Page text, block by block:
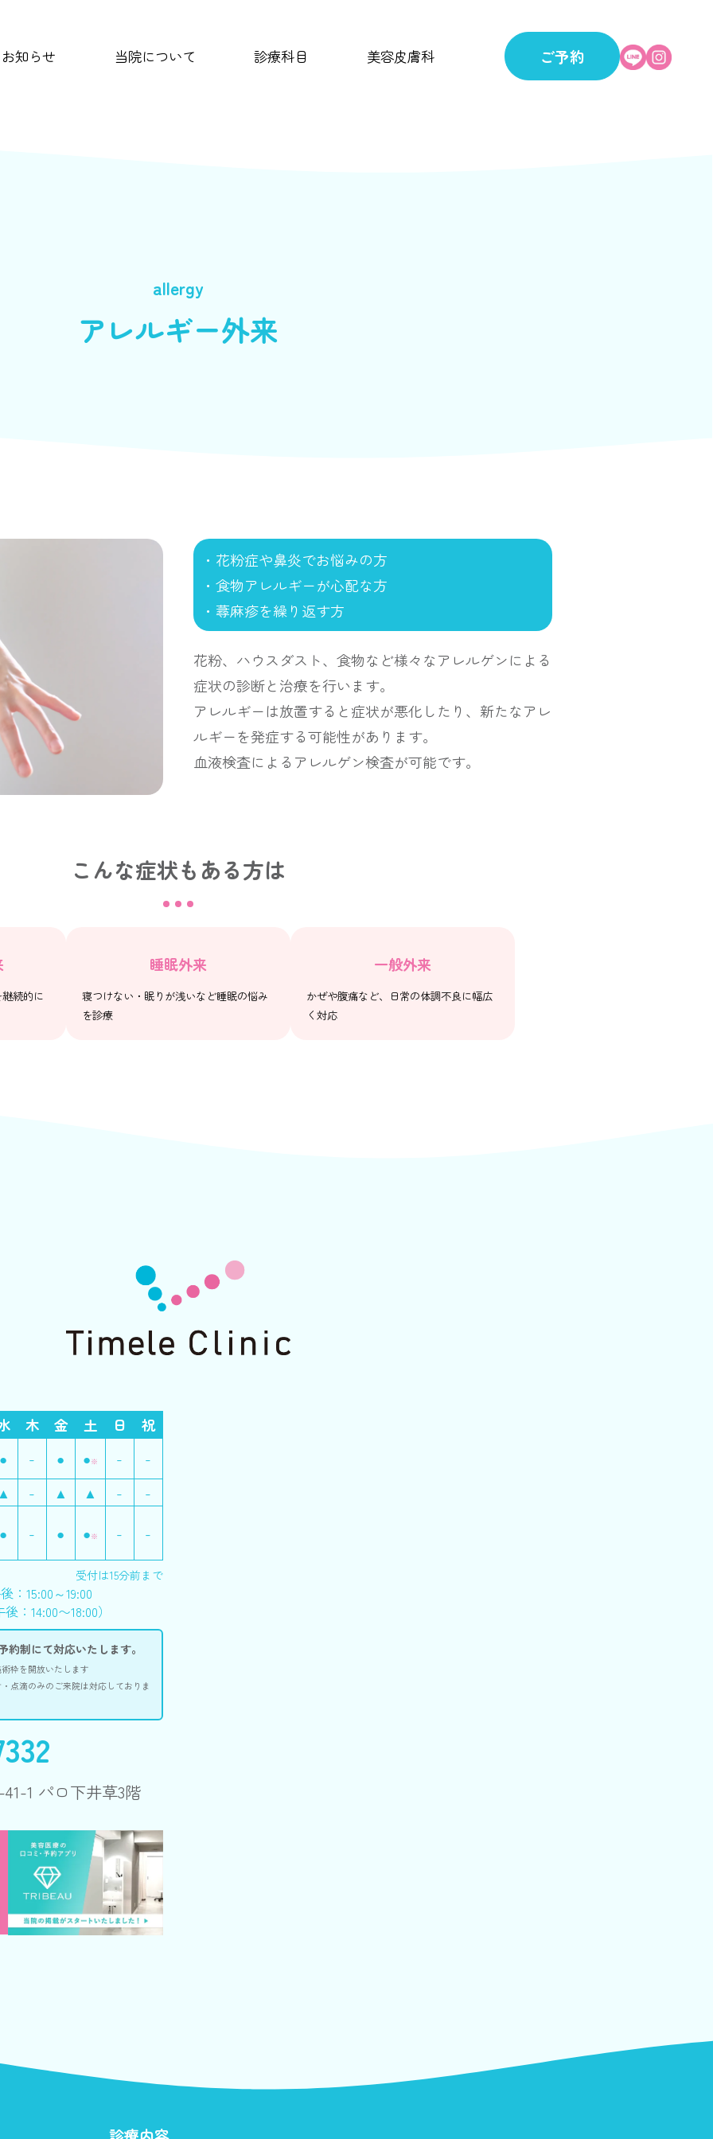
お知らせ 当院について 診療科目 美容皮膚科 ご予約
アレルギー外来
・花粉症や鼻炎でお悩みの方
・食物アレルギーが心配な方
・蕁麻疹を繰り返す方
花粉、ハウスダスト、食物など様々なアレルゲンによる
症状の診断と治療を行います。
アレルギーは放置すると症状が悪化したり、新たなアレ
ルギーを発症する可能性があります。
血液検査によるアレルゲン検査が可能です。
こんな症状もある方は
続的に
睡眠外来
寝つけない・眠りが浅いなど睡眠の悩み
を診療
一般外来
かぜや腹痛など、日常の体調不良に幅広
く対応
木 金 土 日
祝
●
- ● ●※ -
-
- ▲ ▲ - -
● - ● ●※ - -
受付は15分前まで
15:00～19:00
：14:00〜18:00）
制にて対応いたします。
枠を開放いたします
点滴のみのご来院は対応しておりま
1 パロ下井草3階